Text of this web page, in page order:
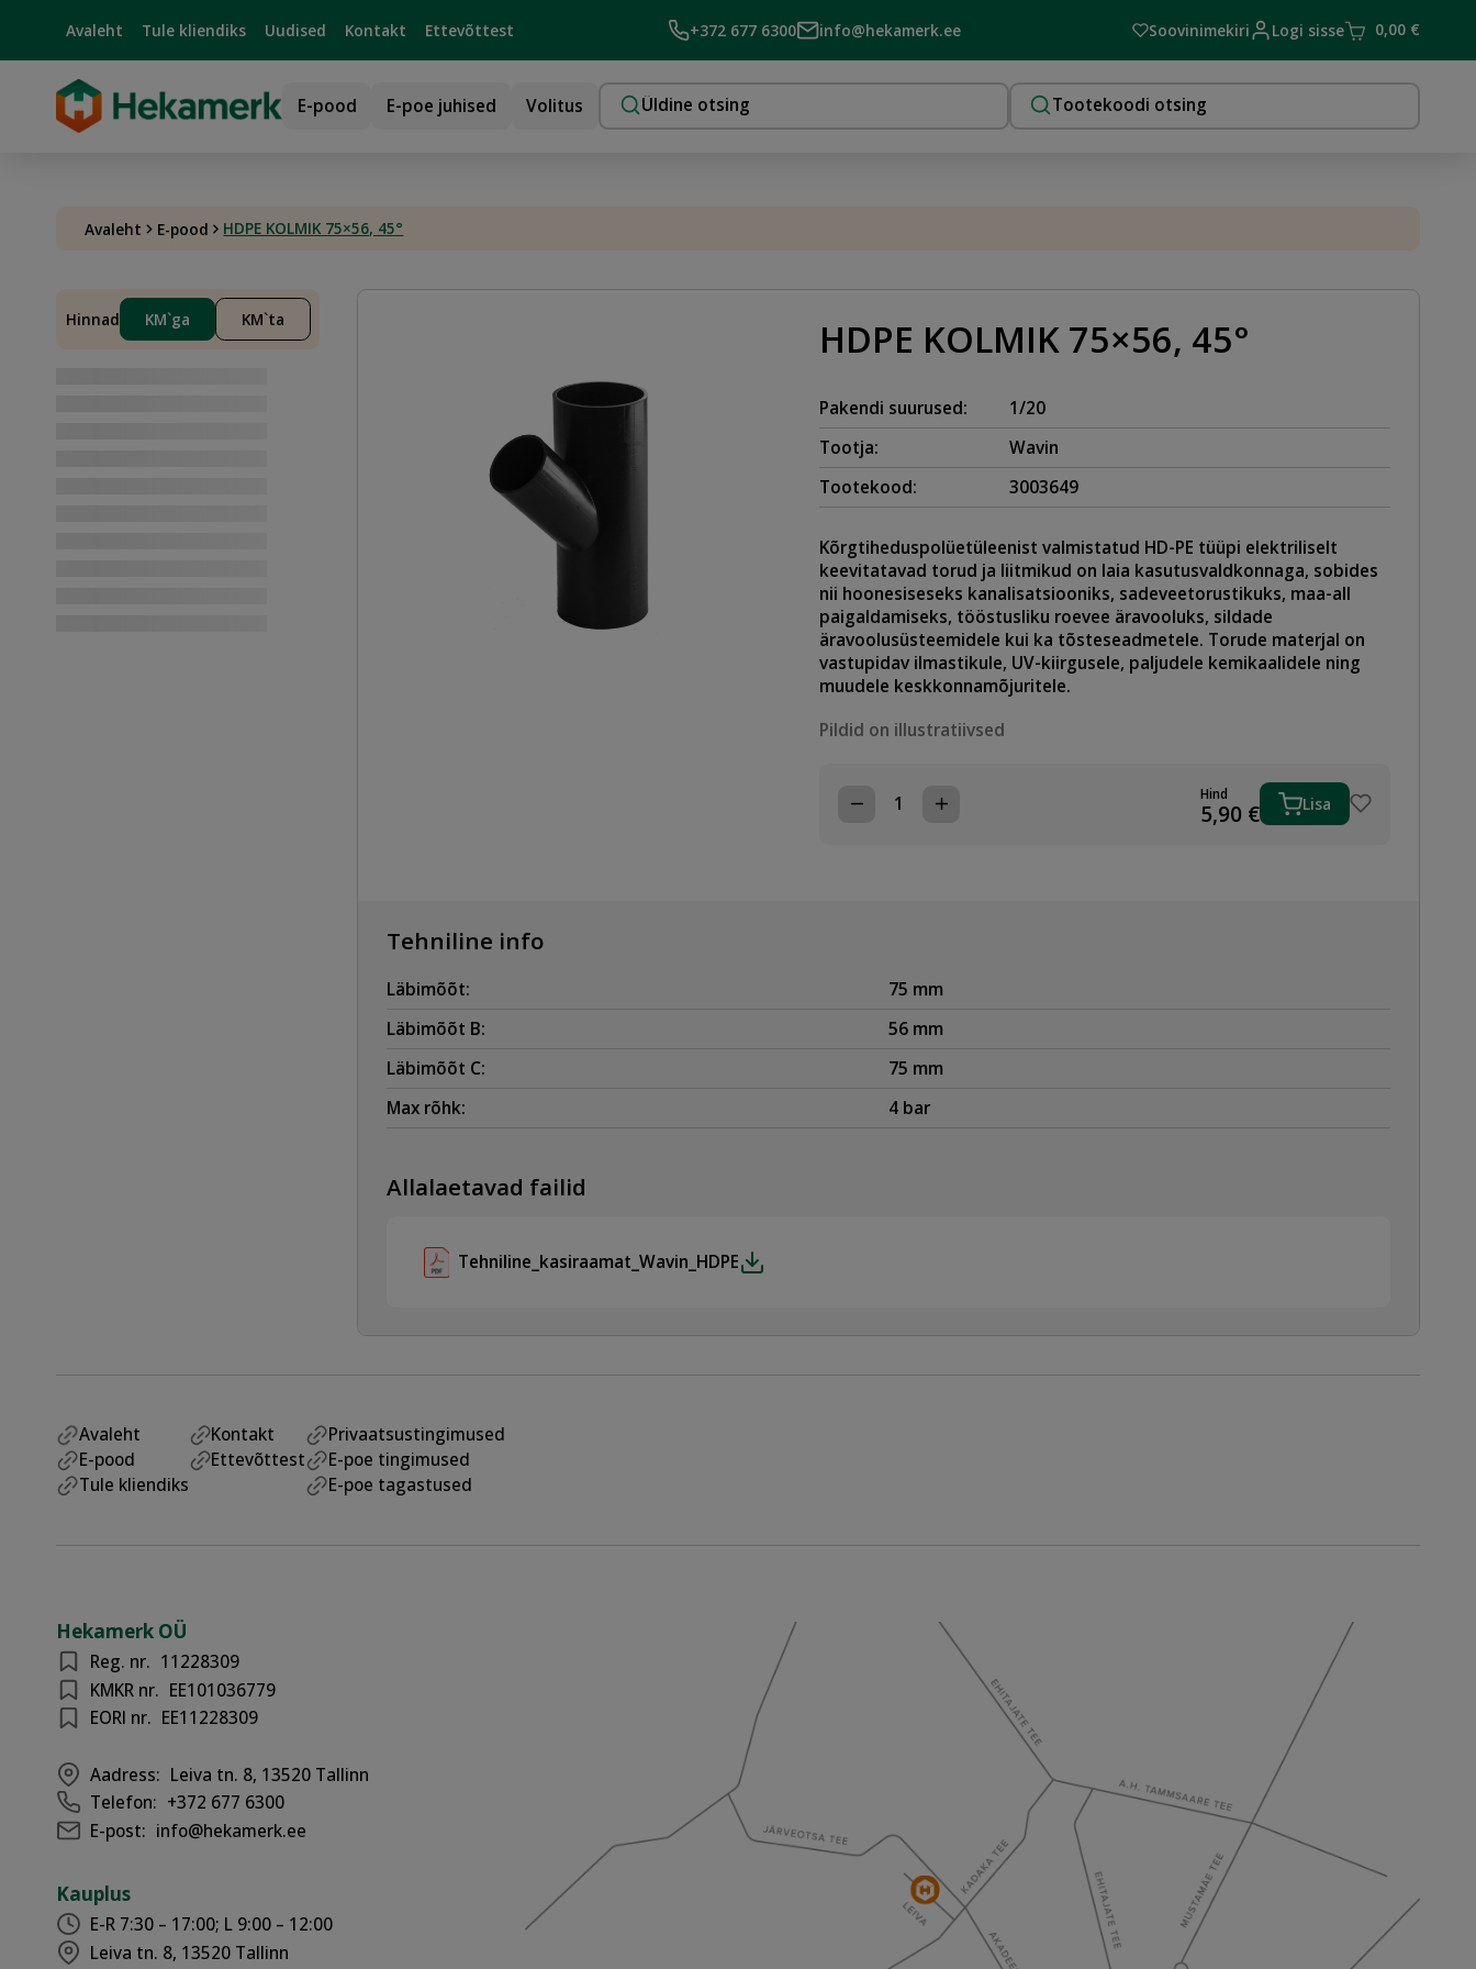
Avaleht Tule kliendiks Uudised Kontakt Ettevõttest +372 677 6300 info@hekamerk.ee Soovinimekiri Logi sisse 0,00 €
E-pood E-poe juhised Volitus
Avaleht E-pood HDPE KOLMIK 75×56, 45°
Hinnad KM`ga KM`ta HDPE KOLMIK 75×56, 45°
Pakendi suurused:
1/20
Tootja:
Wavin
Tootekood:
3003649
Kõrgtiheduspolüetüleenist valmistatud HD-PE tüüpi elektriliselt
keevitatavad torud ja liitmikud on laia kasutusvaldkonnaga, sobides
nii hoonesiseseks kanalisatsiooniks, sadeveetorustikuks, maa-all
paigaldamiseks, tööstusliku roevee äravooluks, sildade
äravoolusüsteemidele kui ka tõsteseadmetele. Torude materjal on
vastupidav ilmastikule, UV-kiirgusele, paljudele kemikaalidele ning
muudele keskkonnamõjuritele.
Pildid on illustratiivsed
HDPE
Hind
5,90 € Lisa
Tehniline info
Läbimõõt:
75 mm
Läbimõõt B:
56 mm
Läbimõõt C:
75 mm
Max rõhk:
4 bar
Allalaetavad failid
Tehniline_kasiraamat_Wavin_HDPE
Avaleht
E-pood
Tule kliendiks
Kontakt
Ettevõttest
Privaatsustingimused
E-poe tingimused
E-poe tagastused
Hekamerk OÜ
Reg. nr. 11228309
KMKR nr. EE101036779
EORI nr. EE11228309
Aadress: Leiva tn. 8, 13520 Tallinn
Telefon: +372 677 6300
E-post: info@hekamerk.ee
Kauplus
E-R 7:30 – 17:00; L 9:00 – 12:00
Leiva tn. 8, 13520 Tallinn